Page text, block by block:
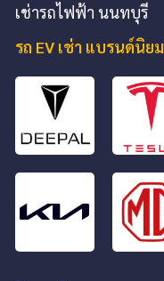
เช่ารถไฟฟ้า นนทบุรี
รถ EV เช่า แบรนด์นิยม